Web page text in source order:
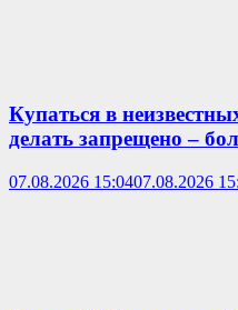
Купаться в
делать запрещено –
07.08.2026 15:0407.08.2026